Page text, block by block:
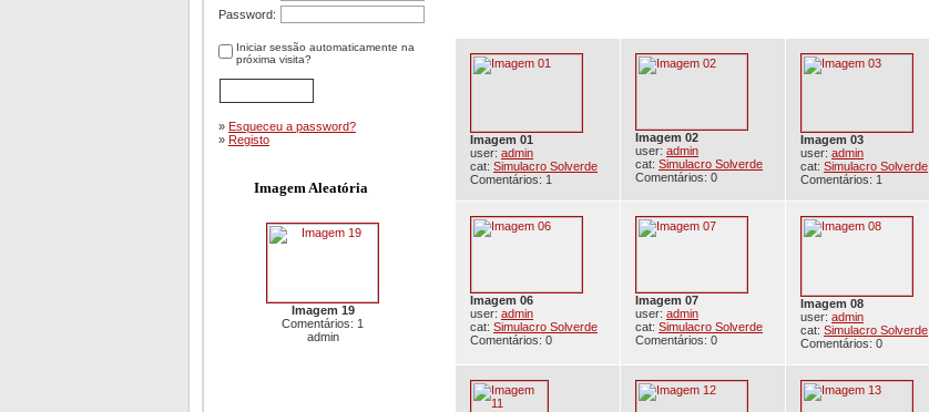
Password:
Iniciar sessão automaticamente na
próxima visita?
» Esqueceu a password?
» Registo
Imagem Aleatória
Imagem 19
Comentários: 1
admin
Imagem 01
user: admin
cat: Simulacro Solverde
Comentários: 1
Imagem 02
user: admin
cat: Simulacro Solverde
Comentários: 0
Imagem 03
user: admin
cat: Simulacro Solverde
Comentários: 1
Imagem 06
user: admin
cat: Simulacro Solverde
Comentários: 0
Imagem 07
user: admin
cat: Simulacro Solverde
Comentários: 0
Imagem 08
user: admin
cat: Simulacro Solverde
Comentários: 0